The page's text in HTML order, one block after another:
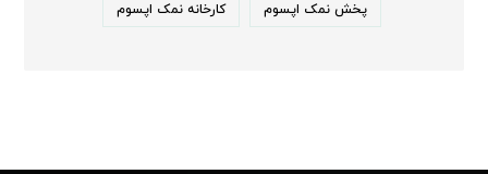
پخش نمک اپسوم کارخانه نمک اپسوم